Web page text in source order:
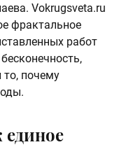
Vokrugsveta.ru
фрактальное
работ
почему
единое